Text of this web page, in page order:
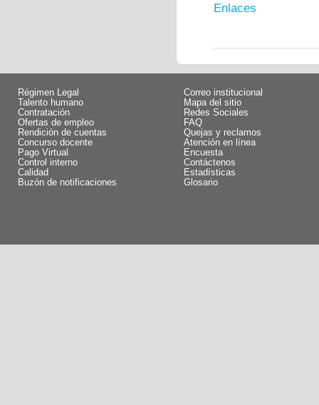
Enlaces
Régimen Legal
Talento humano
Contratación
Ofertas de empleo
Rendición de cuentas
Concurso docente
Pago Virtual
Control interno
Calidad
Buzón de notificaciones
Correo institucional
Mapa del sitio
Redes Sociales
FAQ
Quejas y reclamos
Atención en línea
Encuesta
Contáctenos
Estadísticas
Glosario